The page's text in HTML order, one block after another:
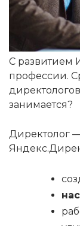
С развитием
профессии.
занимается?
Директолог